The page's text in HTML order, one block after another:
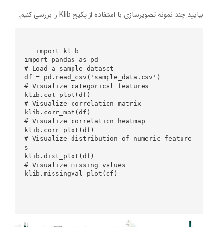
بیایید چند نمونه تصویرسازی با استفاده از پکیج Klib را بررسی کنیم.
import pandas as pd
# Load a sample dataset
df = pd.read_csv('sample_data.csv')
# Visualize categorical features
klib.cat_plot(df)
# Visualize correlation matrix
klib.corr_mat(df)
# Visualize correlation heatmap
klib.corr_plot(df)
# Visualize distribution of numeric feature
s
klib.dist_plot(df)
# Visualize missing values
klib.missingval_plot(df)